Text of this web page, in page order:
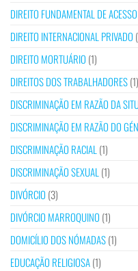
DIREITO FUNDAMENTAL DE
DIREITO INTERNACIONAL PRIVADO
DIREITO MORTUÁRIO (1)
DIREITOS DOS TRABALHADORES(1)
DISCRIMINAÇÃO EM RAZÃO DA
DISCRIMINAÇÃO EM RAZÃO DO
DISCRIMINAÇÃO RACIAL (1)
DISCRIMINAÇÃO SEXUAL (1)
DIVÓRCIO (3)
DIVÓRCIO MARROQUINO (1)
DOMICÍLIO DOS NÓMADAS(1)
EDUCAÇÃO RELIGIOSA(1)